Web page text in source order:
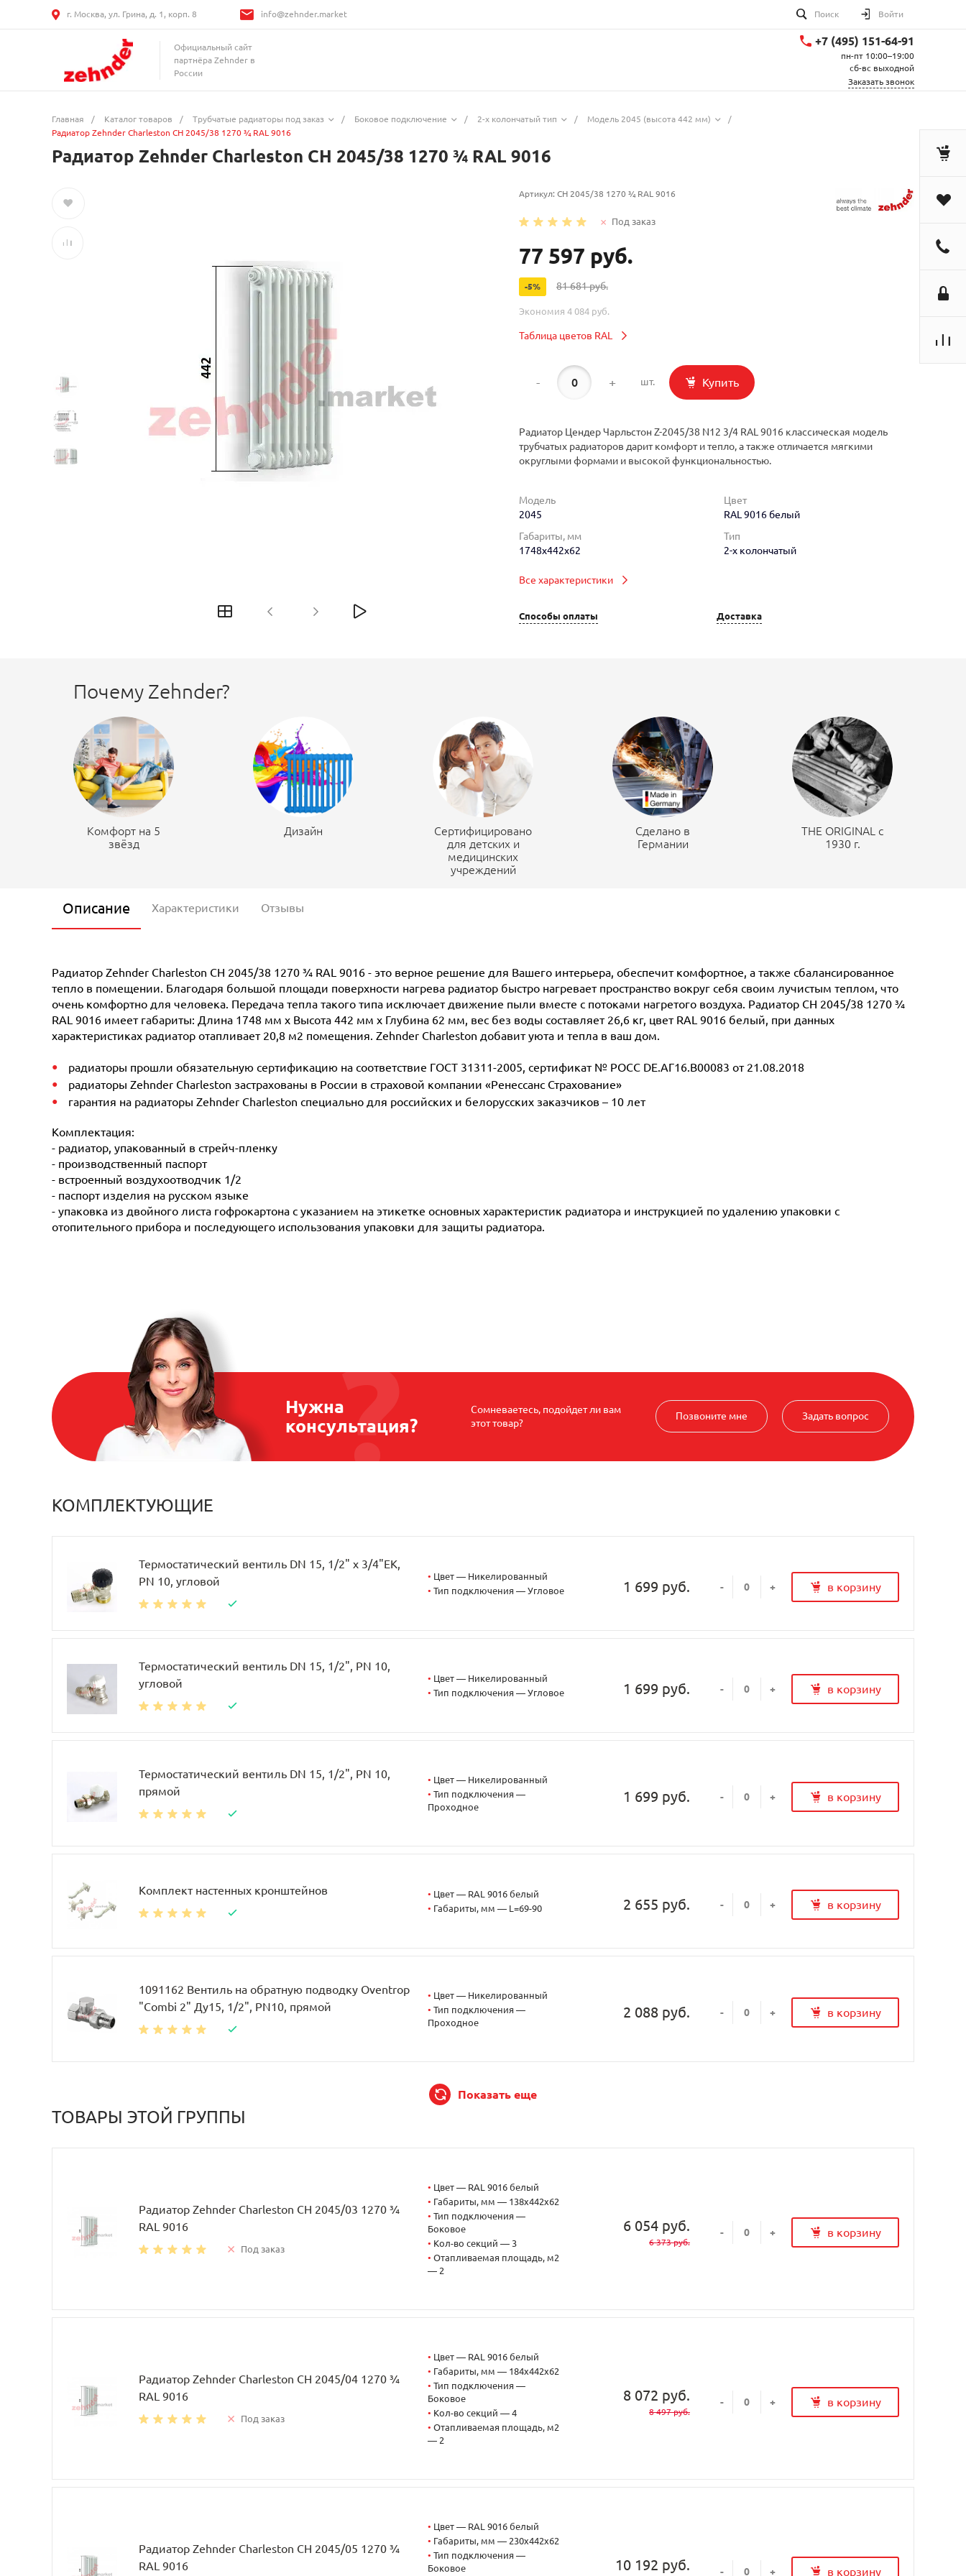
г. Москва, ул. Грина, д. 1, корп. 8 info@zehnder.market Поиск Войти
Официальный сайт
партнёра Zehnder в
России
+7 (495) 151-64-91
пн-пт 10:00–19:00
сб-вс выходной
Заказать звонок
Главная / Каталог товаров / Трубчатые радиаторы под заказ / Боковое подключение / 2-х колончатый тип / Модель 2045 (высота 442 мм)
/
Радиатор Zehnder Charleston CH 2045/38 1270 ¾ RAL 9016
Радиатор Zehnder Charleston CH 2045/38 1270 ¾ RAL 9016
Артикул: CH 2045/38 1270 ¾ RAL 9016
Под заказ
77 597 руб.
-5% 81 681 руб.
Экономия 4 084 руб.
Таблица цветов RAL
- + шт. Купить
Радиатор Цендер Чарльстон Z-2045/38 N12 3/4 RAL 9016 классическая модель
трубчатых радиаторов дарит комфорт и тепло, а также отличается мягкими
округлыми формами и высокой функциональностью.
Модель
2045
Цвет
RAL 9016 белый
Габариты, мм
1748x442x62
Тип
2-х колончатый
Все характеристики
Способы оплаты Доставка
Почему Zehnder?
Комфорт на 5
звёзд
Дизайн
Сертифицировано
для детских и
медицинских
учреждений
Сделано в
Германии
THE ORIGINAL c
1930 г.
Описание Характеристики Отзывы
Радиатор Zehnder Charleston CH 2045/38 1270 ¾ RAL 9016 - это верное решение для Вашего интерьера, обеспечит комфортное, а также сбалансированное
тепло в помещении. Благодаря большой площади поверхности нагрева радиатор быстро нагревает пространство вокруг себя своим лучистым теплом, что
очень комфортно для человека. Передача тепла такого типа исключает движение пыли вместе с потоками нагретого воздуха. Радиатор CH 2045/38 1270 ¾
RAL 9016 имеет габариты: Длина 1748 мм х Высота 442 мм х Глубина 62 мм, вес без воды составляет 26,6 кг, цвет RAL 9016 белый, при данных
характеристиках радиатор отапливает 20,8 м2 помещения. Zehnder Charleston добавит уюта и тепла в ваш дом.
радиаторы прошли обязательную сертификацию на соответствие ГОСТ 31311-2005, сертификат № POCC DE.АГ16.В00083 от 21.08.2018
радиаторы Zehnder Charleston застрахованы в России в страховой компании «Ренессанс Страхование»
гарантия на радиаторы Zehnder Charleston специально для российских и белорусских заказчиков – 10 лет
Комплектация:
- радиатор, упакованный в стрейч-пленку
- производственный паспорт
- встроенный воздухоотводчик 1/2
- паспорт изделия на русском языке
- упаковка из двойного листа гофрокартона с указанием на этикетке основных характеристик радиатора и инструкцией по удалению упаковки с
отопительного прибора и последующего использования упаковки для защиты радиатора.
Нужна
консультация?
Сомневаетесь, подойдет ли вам
этот товар?
Позвоните мне Задать вопрос
КОМПЛЕКТУЮЩИЕ
Термостатический вентиль DN 15, 1/2" х 3/4"EK,
PN 10, угловой
• Цвет — Никелированный
• Тип подключения — Угловое 1 699 руб. - + в корзину
Термостатический вентиль DN 15, 1/2", PN 10,
угловой
• Цвет — Никелированный
• Тип подключения — Угловое 1 699 руб. - + в корзину
Термостатический вентиль DN 15, 1/2", PN 10,
прямой
• Цвет — Никелированный
• Тип подключения —
Проходное
1 699 руб. - + в корзину
Комплект настенных кронштейнов • Цвет — RAL 9016 белый
• Габариты, мм — L=69-90 2 655 руб. - + в корзину
1091162 Вентиль на обратную подводку Oventrop
"Combi 2" Ду15, 1/2", PN10, прямой
• Цвет — Никелированный
• Тип подключения —
Проходное
2 088 руб. - + в корзину
Показать еще
ТОВАРЫ ЭТОЙ ГРУППЫ
Радиатор Zehnder Charleston CH 2045/03 1270 ¾
RAL 9016
Под заказ
• Цвет — RAL 9016 белый
• Габариты, мм — 138x442x62
• Тип подключения —
Боковое
• Кол-во секций — 3
• Отапливаемая площадь, м2
— 2
6 054 руб.
6 373 руб.
- + в корзину
Радиатор Zehnder Charleston CH 2045/04 1270 ¾
RAL 9016
Под заказ
• Цвет — RAL 9016 белый
• Габариты, мм — 184x442x62
• Тип подключения —
Боковое
• Кол-во секций — 4
• Отапливаемая площадь, м2
— 2
8 072 руб.
8 497 руб.
- + в корзину
Радиатор Zehnder Charleston CH 2045/05 1270 ¾
RAL 9016
• Цвет — RAL 9016 белый
• Габариты, мм — 230x442x62
• Тип подключения —
Боковое
10 192 руб. - + в корзину